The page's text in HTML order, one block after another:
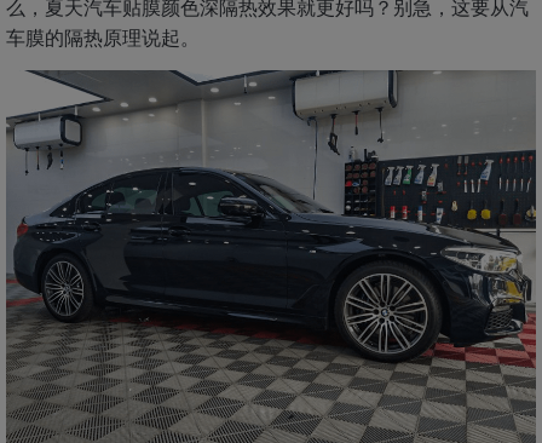
么，夏天汽车贴膜颜色深隔热效果就更好吗？别急，这要从汽
车膜的隔热原理说起。